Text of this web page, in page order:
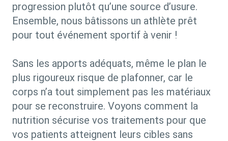
progression plutôt qu’une source d’usure.
Ensemble, nous bâtissons un athlète prêt
pour tout événement sportif à venir !
Sans les apports adéquats, même le plan le
plus rigoureux risque de plafonner, car le
corps n’a tout simplement pas les matériaux
pour se reconstruire. Voyons comment la
nutrition sécurise vos traitements pour que
vos patients atteignent leurs cibles sans